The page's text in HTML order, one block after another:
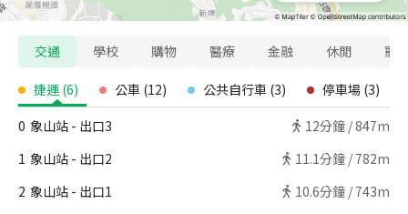
交通 學校 購物 醫療 金融 休閒 寵
捷運 (6) 公車 (12) 公共自行車 (3) 停車場 (3)
0 象山站 - 出口3 12分鐘 /847m
1 象山站 - 出口2 11.1分鐘 / 782m
2 象山站 - 出口1 10.6分鐘 / 743m